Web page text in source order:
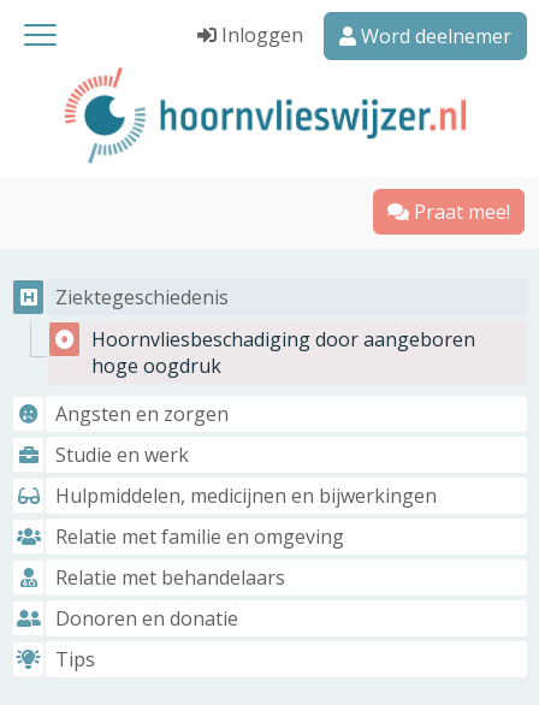
Inloggen Word deelnemer
Praat mee!
Ziektegeschiedenis
Hoornvliesbeschadiging door aangeboren
hoge oogdruk
Angsten en zorgen
Studie en werk
Hulpmiddelen, medicijnen en bijwerkingen
Relatie met familie en omgeving
Relatie met behandelaars
Donoren en donatie
Tips